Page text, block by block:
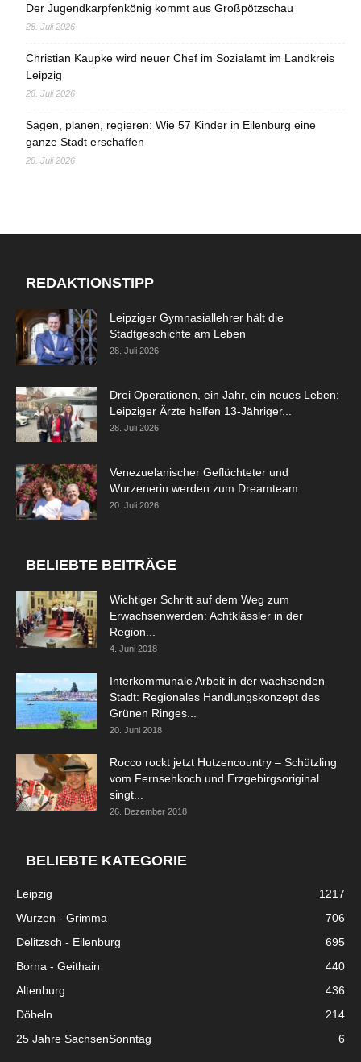
Der Jugendkarpfenkönig kommt aus Großpötzschau
28. Juli 2026
Christian Kaupke wird neuer Chef im Sozialamt im Landkreis
Leipzig
28. Juli 2026
Sägen, planen, regieren: Wie 57 Kinder in Eilenburg eine
ganze Stadt erschaffen
28. Juli 2026
REDAKTIONSTIPP
Leipziger Gymnasiallehrer hält die
Stadtgeschichte am Leben
28. Juli 2026
Drei Operationen, ein Jahr, ein neues Leben:
Leipziger Ärzte helfen 13-Jähriger...
28. Juli 2026
Venezuelanischer Geflüchteter und
Wurzenerin werden zum Dreamteam
20. Juli 2026
BELIEBTE BEITRÄGE
Wichtiger Schritt auf dem Weg zum
Erwachsenwerden: Achtklässler in der
Region...
4. Juni 2018
Interkommunale Arbeit in der wachsenden
Stadt: Regionales Handlungskonzept des
Grünen Ringes...
20. Juni 2018
Rocco rockt jetzt Hutzencountry – Schützling
vom Fernsehkoch und Erzgebirgsoriginal
singt...
26. Dezember 2018
BELIEBTE KATEGORIE
Leipzig
1217
Wurzen - Grimma
706
Delitzsch - Eilenburg
695
Borna - Geithain
440
Altenburg
436
Döbeln
214
25 Jahre SachsenSonntag
6